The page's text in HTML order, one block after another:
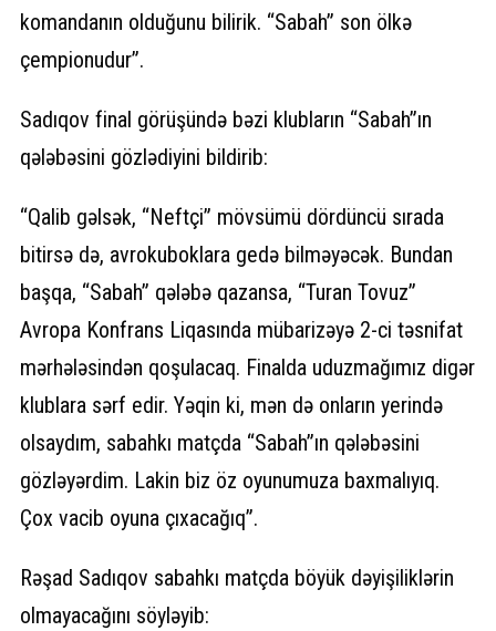
komandanın olduğunu bilirik. “Sabah” son ölkə
çempionudur”.
Sadıqov final görüşündə bəzi klubların “Sabah”ın
qələbəsini gözlədiyini bildirib:
“Qalib gəlsək, “Neftçi” mövsümü dördüncü sırada
bitirsə də, avrokuboklara gedə bilməyəcək. Bundan
başqa, “Sabah” qələbə qazansa, “Turan Tovuz”
Avropa Konfrans Liqasında mübarizəyə 2-ci təsnifat
mərhələsindən qoşulacaq. Finalda uduzmağımız digər
klublara sərf edir. Yəqin ki, mən də onların yerində
olsaydım, sabahkı matçda “Sabah”ın qələbəsini
gözləyərdim. Lakin biz öz oyunumuza baxmalıyıq.
Çox vacib oyuna çıxacağıq”.
Rəşad Sadıqov sabahkı matçda böyük dəyişiliklərin
olmayacağını söyləyib: